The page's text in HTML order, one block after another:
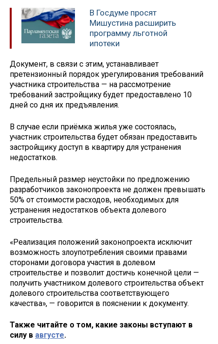
В Госдуме просят
Мишустина расширить
программу льготной
ипотеки
Документ, в связи с этим, устанавливает
претензионный порядок урегулирования требований
участника строительства — на рассмотрение
требований застройщику будет предоставлено 10
дней со дня их предъявления.
В случае если приёмка жилья уже состоялась,
участник строительства будет обязан предоставить
застройщику доступ в квартиру для устранения
недостатков.
Предельный размер неустойки по предложению
разработчиков законопроекта не должен превышать
50% от стоимости расходов, необходимых для
устранения недостатков объекта долевого
строительства.
«Реализация положений законопроекта исключит
возможность злоупотребления своими правами
сторонами договора участия в долевом
строительстве и позволит достичь конечной цели —
получить участником долевого строительства объект
долевого строительства соответствующего
качества», — говорится в пояснении к документу.
Также читайте о том, какие законы вступают в
силу в августе.